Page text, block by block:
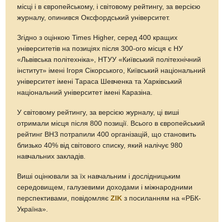
місці і в європейському, і світовому рейтингу, за версією
журналу, опинився Оксфордський університет.
Згідно з оцінкою Times Higher, серед 400 кращих
університетів на позиціях після 300-ого місця є НУ
«Львівська політехніка», НТУУ «Київський політехнічний
інститут» імені Ігоря Сікорського, Київський національний
університет імені Тараса Шевченка та Харківський
національний університет імені Каразіна.
У світовому рейтингу, за версією журналу, ці виші
отримали місця після 800 позиції. Всього в європейський
рейтинг ВНЗ потрапили 400 організацій, що становить
близько 40% від світового списку, який налічує 980
навчальних закладів.
Виші оцінювали за їх навчальним і дослідницьким
середовищем, галузевими доходами і міжнародними
перспективами, повідомляєZIK з посиланням на «РБК-
Україна».